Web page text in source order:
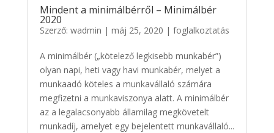
Mindent a minimálbérről – Minimálbér
2020
Szerző: wadmin | máj 25, 2020 | foglalkoztatás
A minimálbér („kötelező legkisebb munkabér”)
olyan napi, heti vagy havi munkabér, melyet a
munkaadó köteles a munkavállaló számára
megfizetni a munkaviszonya alatt. A minimálbér
az a legalacsonyabb államilag megkövetelt
munkadíj, amelyet egy bejelentett munkavállaló...